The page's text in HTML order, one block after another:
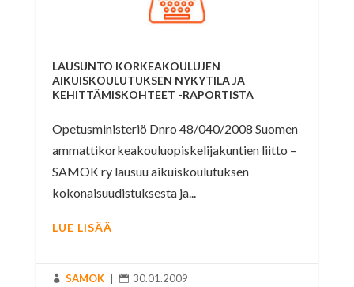
LAUSUNTO KORKEAKOULUJEN
AIKUISKOULUTUKSEN NYKYTILA JA
KEHITTÄMISKOHTEET -RAPORTISTA
Opetusministeriö Dnro 48/040/2008 Suomen
ammattikorkeakouluopiskelijakuntien liitto –
SAMOK ry lausuu aikuiskoulutuksen
kokonaisuudistuksesta ja...
LUE LISÄÄ
 SAMOK  30.01.2009